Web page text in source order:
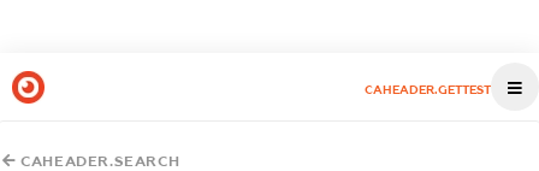
CAHEADER.GETTEST
CAHEADER.SEARCH